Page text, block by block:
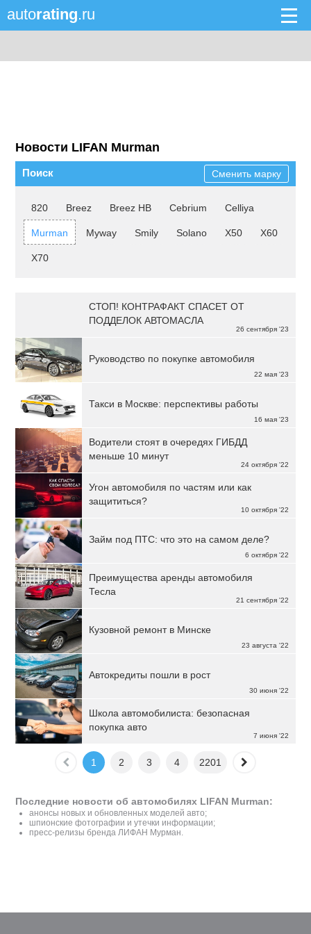
autorating.ru
Новости LIFAN Murman
Поиск Сменить марку
820 Breez Breez HB Cebrium Celliya
Murman Myway Smily Solano X50 X60
X70
26 сентября '23
СТОП! КОНТРАФАКТ СПАСЕТ ОТ
ПОДДЕЛОК АВТОМАСЛА
22 мая '23
Руководство по покупке автомобиля
16 мая '23
Такси в Москве: перспективы работы
24 октября '22
Водители стоят в очередях ГИБДД
меньше 10 минут
10 октября '22
Угон автомобиля по частям или как
защититься?
6 октября '22
Займ под ПТС: что это на самом деле?
21 сентября '22
Преимущества аренды автомобиля
Тесла
23 августа '22
Кузовной ремонт в Минске
30 июня '22
Автокредиты пошли в рост
7 июня '22
Школа автомобилиста: безопасная
покупка авто
1 2 3 4 2201
Последние новости об автомобилях LIFAN Murman:
анонсы новых и обновленных моделей авто;
шпионские фотографии и утечки информации;
пресс-релизы бренда ЛИФАН Мурман.